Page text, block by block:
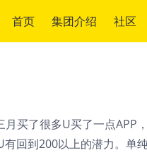
首页 集团介绍 社区
月买了很多U买了一点APP
有回到200以上的潜力。